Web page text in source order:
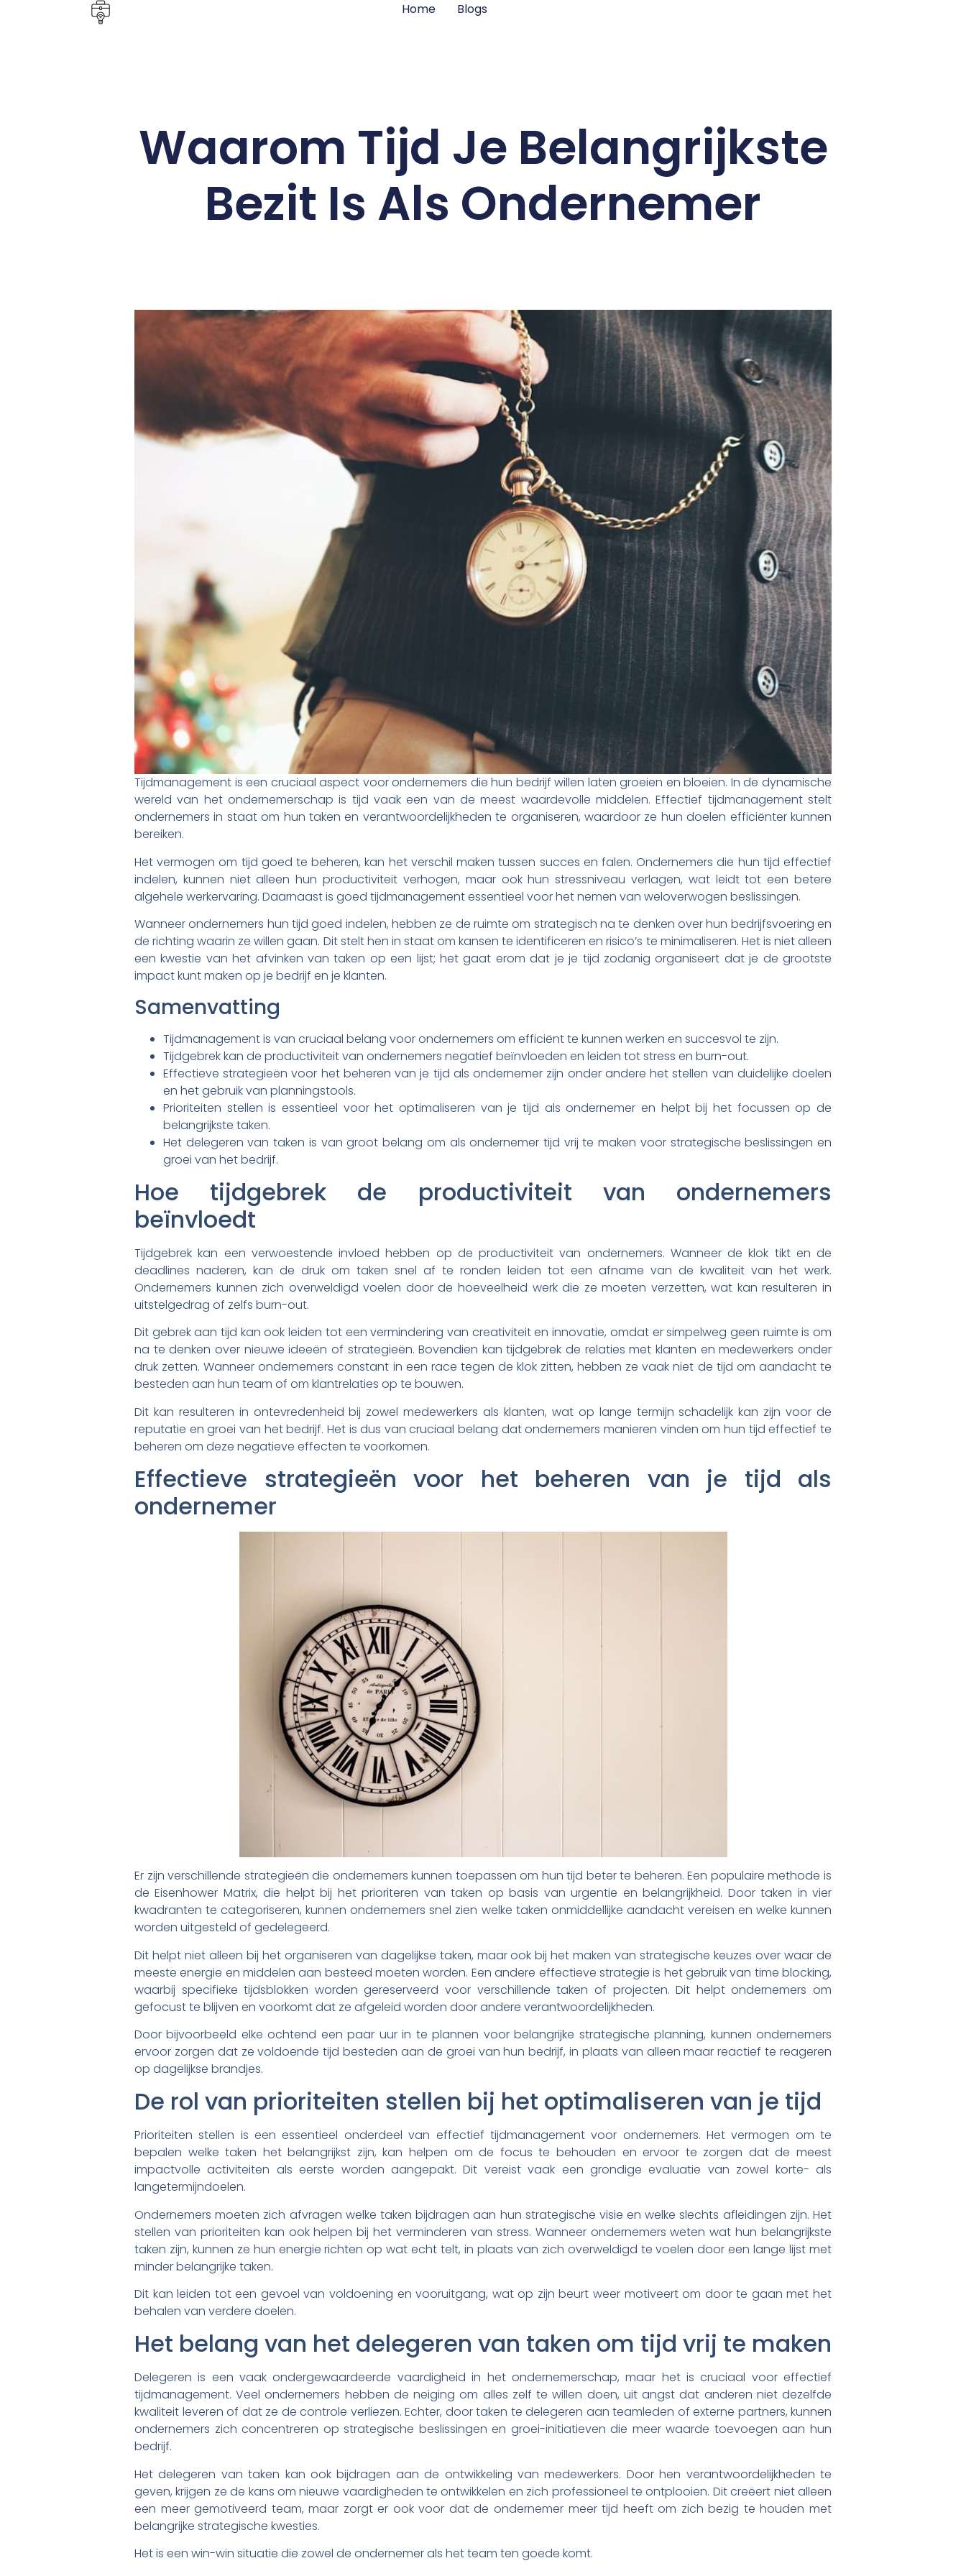
Home Blogs
Waarom Tijd Je Belangrijkste
Bezit Is Als Ondernemer
Tijdmanagement is een cruciaal aspect voor ondernemers die hun bedrijf willen laten groeien en bloeien. In de dynamische
wereld van het ondernemerschap is tijd vaak een van de meest waardevolle middelen. Effectief tijdmanagement stelt
ondernemers in staat om hun taken en verantwoordelijkheden te organiseren, waardoor ze hun doelen efficiënter kunnen
bereiken.
Het vermogen om tijd goed te beheren, kan het verschil maken tussen succes en falen. Ondernemers die hun tijd effectief
indelen, kunnen niet alleen hun productiviteit verhogen, maar ook hun stressniveau verlagen, wat leidt tot een betere
algehele werkervaring. Daarnaast is goed tijdmanagement essentieel voor het nemen van weloverwogen beslissingen.
Wanneer ondernemers hun tijd goed indelen, hebben ze de ruimte om strategisch na te denken over hun bedrijfsvoering en
de richting waarin ze willen gaan. Dit stelt hen in staat om kansen te identificeren en risico’s te minimaliseren. Het is niet alleen
een kwestie van het afvinken van taken op een lijst; het gaat erom dat je je tijd zodanig organiseert dat je de grootste
impact kunt maken op je bedrijf en je klanten.
Samenvatting
Tijdmanagement is van cruciaal belang voor ondernemers om efficiënt te kunnen werken en succesvol te zijn.
Tijdgebrek kan de productiviteit van ondernemers negatief beïnvloeden en leiden tot stress en burn-out.
Effectieve strategieën voor het beheren van je tijd als ondernemer zijn onder andere het stellen van duidelijke doelen
en het gebruik van planningstools.
Prioriteiten stellen is essentieel voor het optimaliseren van je tijd als ondernemer en helpt bij het focussen op de
belangrijkste taken.
Het delegeren van taken is van groot belang om als ondernemer tijd vrij te maken voor strategische beslissingen en
groei van het bedrijf.
Hoe tijdgebrek de productiviteit van ondernemers
beïnvloedt
Tijdgebrek kan een verwoestende invloed hebben op de productiviteit van ondernemers. Wanneer de klok tikt en de
deadlines naderen, kan de druk om taken snel af te ronden leiden tot een afname van de kwaliteit van het werk.
Ondernemers kunnen zich overweldigd voelen door de hoeveelheid werk die ze moeten verzetten, wat kan resulteren in
uitstelgedrag of zelfs burn-out.
Dit gebrek aan tijd kan ook leiden tot een vermindering van creativiteit en innovatie, omdat er simpelweg geen ruimte is om
na te denken over nieuwe ideeën of strategieën. Bovendien kan tijdgebrek de relaties met klanten en medewerkers onder
druk zetten. Wanneer ondernemers constant in een race tegen de klok zitten, hebben ze vaak niet de tijd om aandacht te
besteden aan hun team of om klantrelaties op te bouwen.
Dit kan resulteren in ontevredenheid bij zowel medewerkers als klanten, wat op lange termijn schadelijk kan zijn voor de
reputatie en groei van het bedrijf. Het is dus van cruciaal belang dat ondernemers manieren vinden om hun tijd effectief te
beheren om deze negatieve effecten te voorkomen.
Effectieve strategieën voor het beheren van je tijd als
ondernemer
Er zijn verschillende strategieën die ondernemers kunnen toepassen om hun tijd beter te beheren. Een populaire methode is
de Eisenhower Matrix, die helpt bij het prioriteren van taken op basis van urgentie en belangrijkheid. Door taken in vier
kwadranten te categoriseren, kunnen ondernemers snel zien welke taken onmiddellijke aandacht vereisen en welke kunnen
worden uitgesteld of gedelegeerd.
Dit helpt niet alleen bij het organiseren van dagelijkse taken, maar ook bij het maken van strategische keuzes over waar de
meeste energie en middelen aan besteed moeten worden. Een andere effectieve strategie is het gebruik van time blocking,
waarbij specifieke tijdsblokken worden gereserveerd voor verschillende taken of projecten. Dit helpt ondernemers om
gefocust te blijven en voorkomt dat ze afgeleid worden door andere verantwoordelijkheden.
Door bijvoorbeeld elke ochtend een paar uur in te plannen voor belangrijke strategische planning, kunnen ondernemers
ervoor zorgen dat ze voldoende tijd besteden aan de groei van hun bedrijf, in plaats van alleen maar reactief te reageren
op dagelijkse brandjes.
De rol van prioriteiten stellen bij het optimaliseren van je tijd
Prioriteiten stellen is een essentieel onderdeel van effectief tijdmanagement voor ondernemers. Het vermogen om te
bepalen welke taken het belangrijkst zijn, kan helpen om de focus te behouden en ervoor te zorgen dat de meest
impactvolle activiteiten als eerste worden aangepakt. Dit vereist vaak een grondige evaluatie van zowel korte- als
langetermijndoelen.
Ondernemers moeten zich afvragen welke taken bijdragen aan hun strategische visie en welke slechts afleidingen zijn. Het
stellen van prioriteiten kan ook helpen bij het verminderen van stress. Wanneer ondernemers weten wat hun belangrijkste
taken zijn, kunnen ze hun energie richten op wat echt telt, in plaats van zich overweldigd te voelen door een lange lijst met
minder belangrijke taken.
Dit kan leiden tot een gevoel van voldoening en vooruitgang, wat op zijn beurt weer motiveert om door te gaan met het
behalen van verdere doelen.
Het belang van het delegeren van taken om tijd vrij te maken
Delegeren is een vaak ondergewaardeerde vaardigheid in het ondernemerschap, maar het is cruciaal voor effectief
tijdmanagement. Veel ondernemers hebben de neiging om alles zelf te willen doen, uit angst dat anderen niet dezelfde
kwaliteit leveren of dat ze de controle verliezen. Echter, door taken te delegeren aan teamleden of externe partners, kunnen
ondernemers zich concentreren op strategische beslissingen en groei-initiatieven die meer waarde toevoegen aan hun
bedrijf.
Het delegeren van taken kan ook bijdragen aan de ontwikkeling van medewerkers. Door hen verantwoordelijkheden te
geven, krijgen ze de kans om nieuwe vaardigheden te ontwikkelen en zich professioneel te ontplooien. Dit creëert niet alleen
een meer gemotiveerd team, maar zorgt er ook voor dat de ondernemer meer tijd heeft om zich bezig te houden met
belangrijke strategische kwesties.
Het is een win-win situatie die zowel de ondernemer als het team ten goede komt.